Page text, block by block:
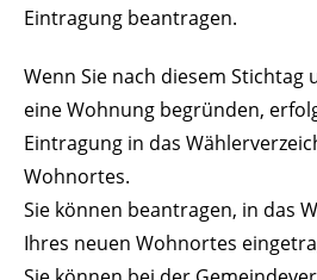
Eintragung beantragen.
Wenn Sie nach diesem Stichtag
eine Wohnung begründen,
Eintragung in das
Wohnortes.
Sie können beantragen, in das
Ihres neuen Wohnortes